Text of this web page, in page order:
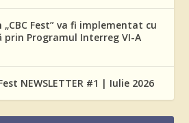
Fest” va fi implementat cu
Programul Interreg VI-A
NEWSLETTER #1 | Iulie 2026